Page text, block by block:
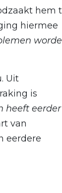
hem
hiermee
Uit
is
heeft eerder
van
eerdere